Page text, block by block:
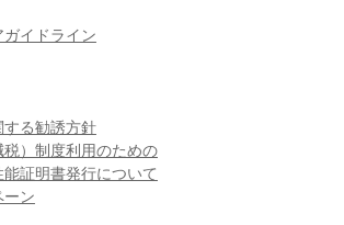
イドライン
る勧誘方針
）制度利用のための
証明書発行について
ーン